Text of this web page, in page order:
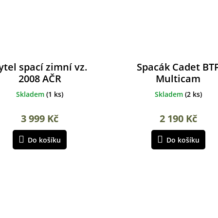
spací zimní vz.
2008 AČR
Skladem(1 ks)
3 999 Kč
Do košíku
Spacák Cadet
Multicam
Skladem (2 ks)
2 190 Kč
Do košíku